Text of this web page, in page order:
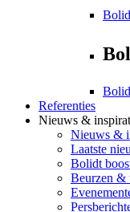
Referenties
Nieuws &
Nieuws &
Laatste
Bolidt
Beurzen &